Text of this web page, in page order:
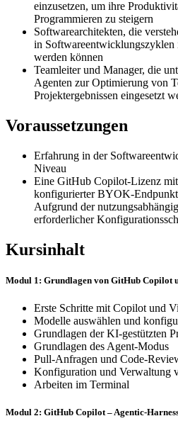
einzusetzen, um ihre
Programmieren zu steigern
Softwarearchitekten, die
in Softwareentwicklungszyklen
werden können
Teamleiter und Manager, die
Agenten zur Optimierung von
Projektergebnissen eingesetzt
Voraussetzungen
Erfahrung in der
Niveau
Eine GitHub Copilot-Lizenz
konfigurierter BYOK-
Aufgrund der
erforderlicher
Kursinhalt
Modul 1: Grundlagen von GitHub Copilot
Erste Schritte mit Copilot und
Modelle auswählen und
Grundlagen der KI-gestützten
Grundlagen des Agent-Modus
Pull-Anfragen und Code-
Konfiguration und Verwaltung
Arbeiten im Terminal
Modul 2: GitHub Copilot – Agentic-